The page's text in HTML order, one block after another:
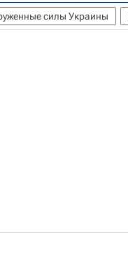
силы Украины